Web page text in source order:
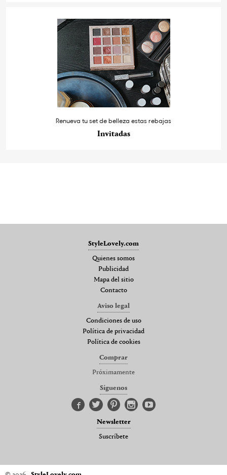
Renueva tu set de belleza estas rebajas
Invitadas
StyleLovely.com
Quienes somos
Publicidad
Mapa del sitio
Contacto
Aviso legal
Condiciones de uso
Política de privacidad
Política de cookies
Comprar
Próximamente
Síguenos
Newsletter
Suscríbete